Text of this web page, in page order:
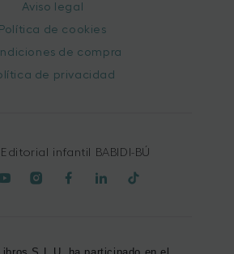
Aviso legal
Política de cookies
de compra
de privacidad
infantil BABIDI-BÚ
S.L.U. ha participado en el